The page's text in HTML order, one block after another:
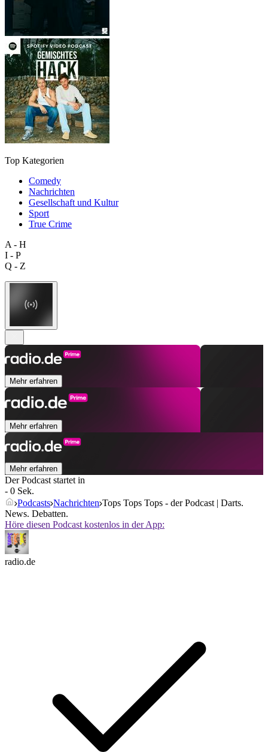
Top Kategorien
Comedy
Nachrichten
Gesellschaft und Kultur
Sport
True Crime
A - H
I - P
Q - Z
Mehr erfahren
Mehr erfahren
Mehr erfahren
Der Podcast startet in
- 0 Sek.
Podcasts Nachrichten Tops Tops Tops - der Podcast | Darts.
News. Debatten.
Höre diesen Podcast kostenlos in der App:
radio.de